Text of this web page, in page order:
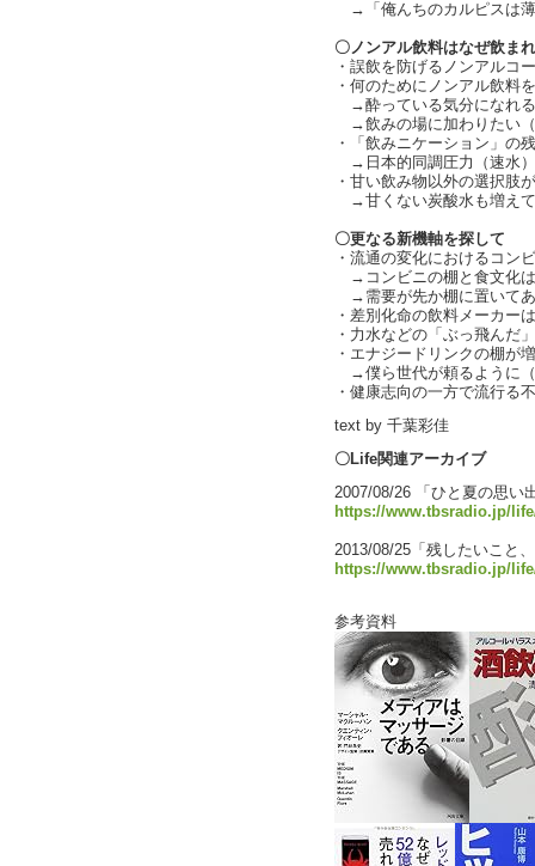
→「俺んちのカルピスは
〇ノンアル飲料はなぜ飲ま
・誤飲を防げるノンアルコ
・何のためにノンアル飲料
→酔っている気分になれ
→飲みの場に加わりたい
・「飲みニケーション」の
→日本的同調圧力（速水）
・甘い飲み物以外の選択肢
→甘くない炭酸水も増え
〇更なる新機軸を探して
・流通の変化におけるコン
→コンビニの棚と食文化
→需要が先か棚に置いて
・差別化命の飲料メーカー
・力水などの「ぶっ飛んだ
・エナジードリンクの棚が
→僕ら世代が頼るように
・健康志向の一方で流行る
text by 千葉彩佳
〇Life関連アーカイブ
2007/08/26 「ひと夏の思い
https://www.tbsradio.jp/
2013/08/25「残したいこと
https://www.tbsradio.jp/
参考資料